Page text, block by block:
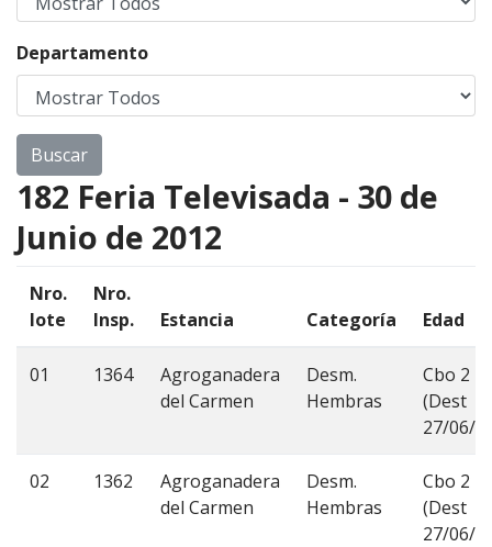
Departamento
182 Feria Televisada - 30 de
Junio de 2012
Nro.
lote
Nro.
Insp.
Estancia Categoría Edad
01 1364
Agroganadera
del Carmen
Desm.
Hembras
Cbo 2
(Dest
27/06/
02 1362
Agroganadera
del Carmen
Desm.
Hembras
Cbo 2
(Dest
27/06/